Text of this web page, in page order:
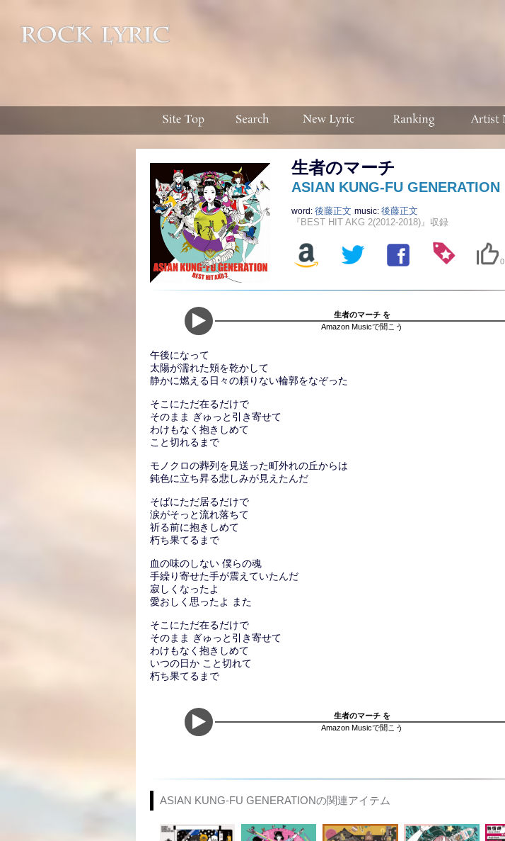
生者のマーチ
ASIAN KUNG-FU GENERATION
word: 後藤正文 music: 後藤正文
『BEST HIT AKG 2(2012-2018)』収録
0
生者のマーチ を
Amazon Musicで聞こう
午後になって
太陽が濡れた頬を乾かして
静かに燃える日々の頼りない輪郭をなぞった
そこにただ在るだけで
そのまま ぎゅっと引き寄せて
わけもなく抱きしめて
こと切れるまで
モノクロの葬列を見送った町外れの丘からは
鈍色に立ち昇る悲しみが見えたんだ
そばにただ居るだけで
涙がそっと流れ落ちて
祈る前に抱きしめて
朽ち果てるまで
血の味のしない 僕らの魂
手繰り寄せた手が震えていたんだ
寂しくなったよ
愛おしく思ったよ また
そこにただ在るだけで
そのまま ぎゅっと引き寄せて
わけもなく抱きしめて
いつの日か こと切れて
朽ち果てるまで
生者のマーチ を
Amazon Musicで聞こう
ASIAN KUNG-FU GENERATIONの関連アイテム